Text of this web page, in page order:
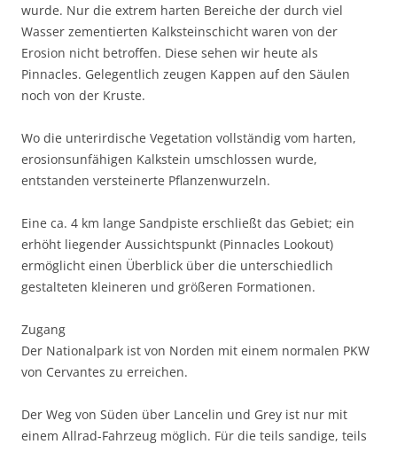
wurde. Nur die extrem harten Bereiche der durch viel
Wasser zementierten Kalksteinschicht waren von der
Erosion nicht betroffen. Diese sehen wir heute als
Pinnacles. Gelegentlich zeugen Kappen auf den Säulen
noch von der Kruste.
Wo die unterirdische Vegetation vollständig vom harten,
erosionsunfähigen Kalkstein umschlossen wurde,
entstanden versteinerte Pflanzenwurzeln.
Eine ca. 4 km lange Sandpiste erschließt das Gebiet; ein
erhöht liegender Aussichtspunkt (Pinnacles Lookout)
ermöglicht einen Überblick über die unterschiedlich
gestalteten kleineren und größeren Formationen.
Zugang
Der Nationalpark ist von Norden mit einem normalen PKW
von Cervantes zu erreichen.
Der Weg von Süden über Lancelin und Grey ist nur mit
einem Allrad-Fahrzeug möglich. Für die teils sandige, teils